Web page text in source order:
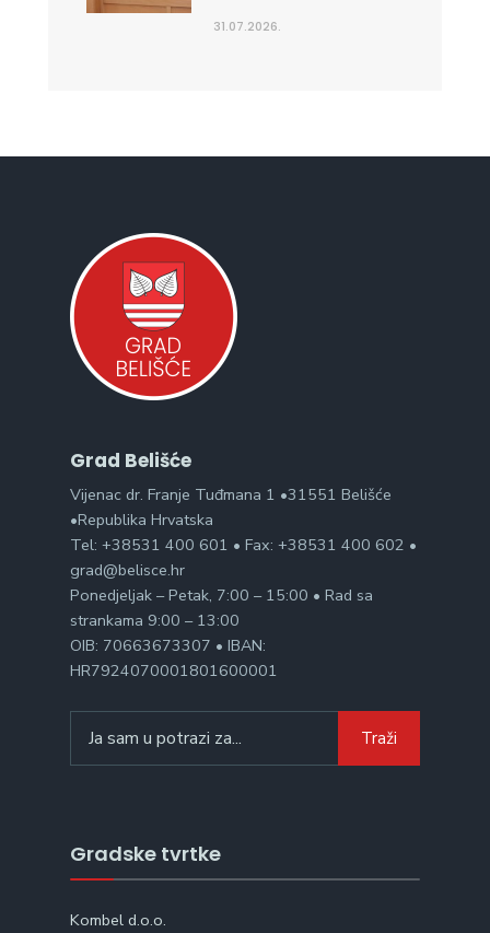
31.07.2026.
Grad Belišće
Vijenac dr. Franje Tuđmana 1 •31551 Belišće
•Republika Hrvatska
Tel: +38531 400 601 • Fax: +38531 400 602 •
grad@belisce.hr
Ponedjeljak – Petak, 7:00 – 15:00 • Rad sa
strankama 9:00 – 13:00
OIB: 70663673307 • IBAN:
HR7924070001801600001
for:
Traži
Gradske tvrtke
Kombel d.o.o.